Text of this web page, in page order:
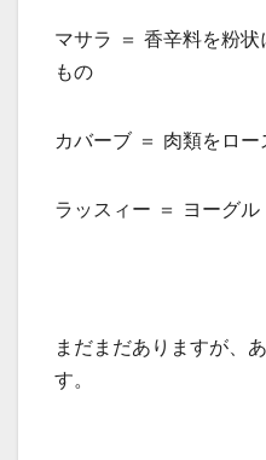
マサラ ＝ 香辛料を粉
もの
カバーブ ＝ 肉類をロ
ラッスィー ＝ ヨーグ
まだまだありますが、
す。